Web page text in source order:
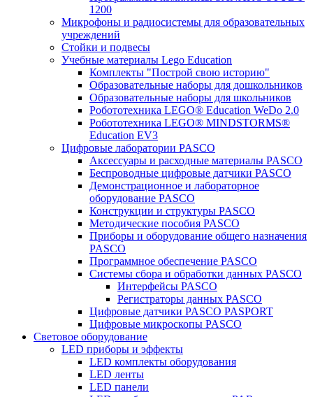
1200
Микрофоны и радиосистемы для образовательных
учреждений
Стойки и подвесы
Учебные материалы Lego Education
Комплекты "Построй свою историю"
Образовательные наборы для дошкольников
Образовательные наборы для школьников
Робототехника LEGO® Education WeDo 2.0
Робототехника LEGO® MINDSTORMS®
Education EV3
Цифровые лаборатории PASCO
Аксессуары и расходные материалы PASCO
Беспроводные цифровые датчики PASCO
Демонстрационное и лабораторное
оборудование PASCO
Конструкции и структуры PASCO
Методические пособия PASCO
Приборы и оборудование общего назначения
PASCO
Программное обеспечение PASCO
Системы сбора и обработки данных PASCO
Интерфейсы PASCO
Регистраторы данных PASCO
Цифровые датчики PASCO PASPORT
Цифровые микроскопы PASCO
Световое оборудование
LED приборы и эффекты
LED комплекты оборудования
LED ленты
LED панели